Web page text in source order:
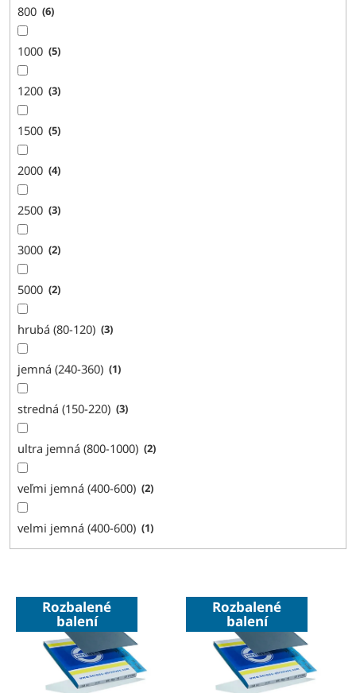
800 6
1000 5
1200 3
1500 5
2000 4
2500 3
3000 2
5000 2
hrubá (80-120) 3
jemná (240-360) 1
stredná (150-220) 3
ultra jemná (800-1000) 2
veľmi jemná (400-600) 2
velmi jemná (400-600) 1
V
p
Rozbalené
balení
Rozbalené
balení